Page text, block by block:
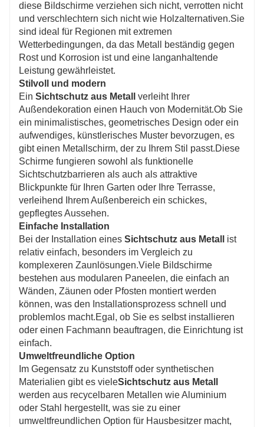
diese Bildschirme verziehen sich nicht, verrotten nicht
und verschlechtern sich nicht wie Holzalternativen.Sie
sind ideal für Regionen mit extremen
Wetterbedingungen, da das Metall beständig gegen
Rost und Korrosion ist und eine langanhaltende
Leistung gewährleistet.
Stilvoll und modern
Ein Sichtschutz aus Metall
verleiht Ihrer
Außendekoration einen Hauch von Modernität.Ob Sie
ein minimalistisches, geometrisches Design oder ein
aufwendiges, künstlerisches Muster bevorzugen, es
gibt einen Metallschirm, der zu Ihrem Stil passt.Diese
Schirme fungieren sowohl als funktionelle
Sichtschutzbarrieren als auch als attraktive
Blickpunkte für Ihren Garten oder Ihre Terrasse,
verleihend Ihrem Außenbereich ein schickes,
gepflegtes Aussehen.
Einfache Installation
Bei der Installation eines Sichtschutz aus Metall
ist
relativ einfach, besonders im Vergleich zu
komplexeren Zaunlösungen.Viele Bildschirme
bestehen aus modularen Paneelen, die einfach an
Wänden, Zäunen oder Pfosten montiert werden
können, was den Installationsprozess schnell und
problemlos macht.Egal, ob Sie es selbst installieren
oder einen Fachmann beauftragen, die Einrichtung ist
einfach.
Umweltfreundliche Option
Im Gegensatz zu Kunststoff oder synthetischen
Materialien gibt es vieleSichtschutz aus Metall
werden aus recycelbaren Metallen wie Aluminium
oder Stahl hergestellt, was sie zu einer
umweltfreundlichen Option für Hausbesitzer macht,